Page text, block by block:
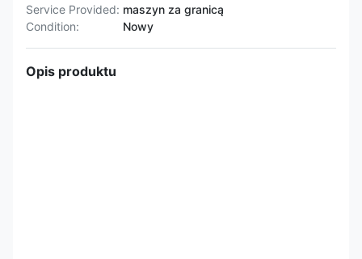
Service Provided: maszyn za granicą
Condition:
Nowy
Opis produktu